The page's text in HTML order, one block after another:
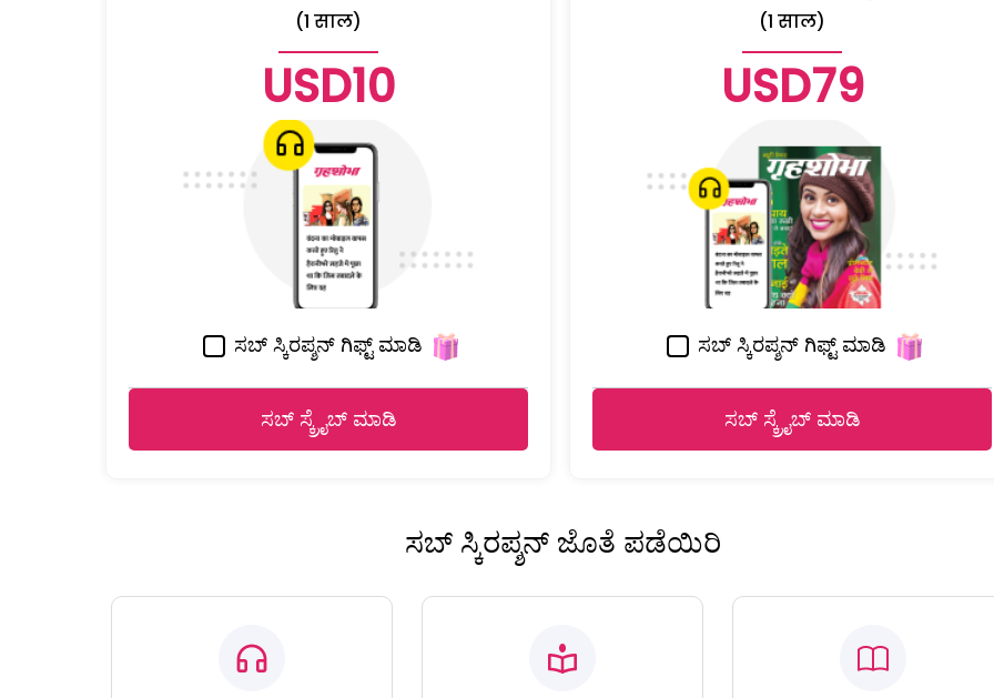
(1 साल)
USD10
ಸಬ್ ಸ್ಕಿರಪ್ಶನ್ ಗಿಫ್ಟ್ ಮಾಡಿ
ಸಬ್ ಸ್ಕ್ರೈಬ್ ಮಾಡಿ
(1 साल)
USD79
ಸಬ್ ಸ್ಕಿರಪ್ಶನ್ ಗಿಫ್ಟ್ ಮಾಡಿ
ಸಬ್ ಸ್ಕ್ರೈಬ್ ಮಾಡಿ
ಸಬ್ ಸ್ಕಿರಪ್ಶನ್ ಜೊತೆ ಪಡೆಯಿರಿ